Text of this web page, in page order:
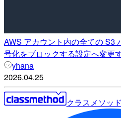
AWS アカウント内の全ての S3
号化をブロックする設定へ変更
yhana
2026.04.25
クラスメソッ